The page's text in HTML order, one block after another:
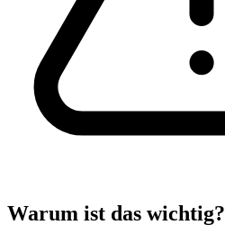
Warum ist das wichtig?